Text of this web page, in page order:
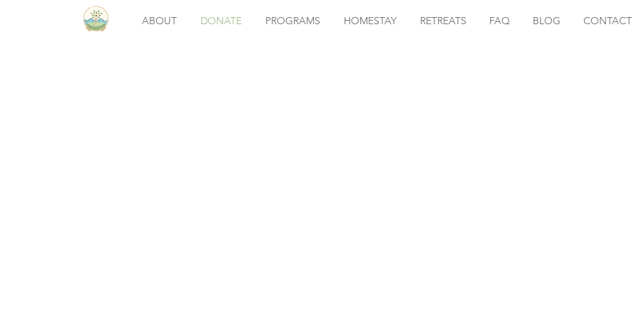
ABOUT DONATE PROGRAMS HOMESTAY RETREATS FAQ BLOG CONTACT